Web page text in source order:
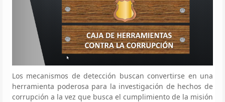
Los mecanismos de detección buscan convertirse en una
herramienta poderosa para la investigación de hechos de
corrupción a la vez que busca el cumplimiento de la misión